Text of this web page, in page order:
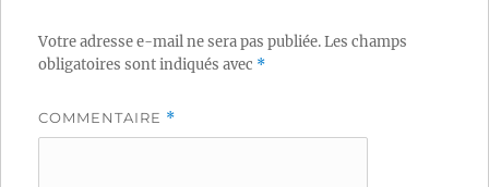
Votre adresse e-mail ne sera pas publiée.Les champs
obligatoires sont indiqués avec *
COMMENTAIRE *